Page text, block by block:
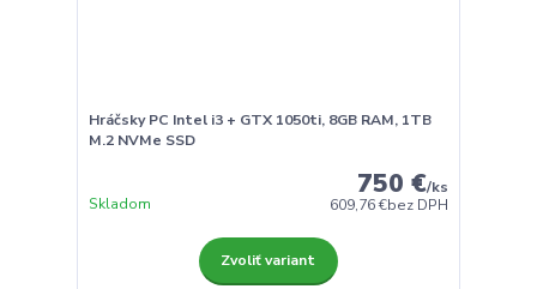
Hráčsky PC Intel i3 + GTX 1050ti, 8GB RAM, 1TB
M.2 NVMe SSD
750 €/ks
609,76 €bez DPH
Skladom
Zvoliť variant